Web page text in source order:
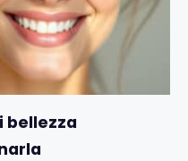
bellezza